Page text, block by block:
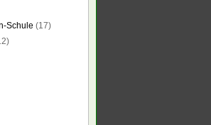
Schule (17)